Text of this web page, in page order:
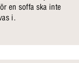
en soffa ska inte
i.